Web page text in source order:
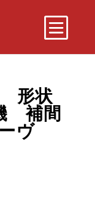
形状
補間
ヴ